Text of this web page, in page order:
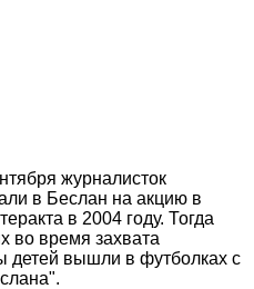
журналисток
в Беслан на акцию в
в 2004 году. Тогда
во время захвата
детей вышли в футболках с